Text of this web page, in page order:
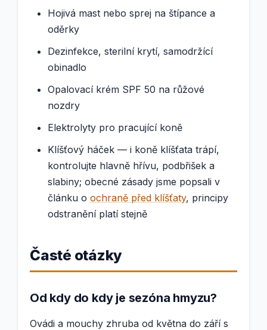
Hojivá mast nebo sprej na štípance a
oděrky
Dezinfekce, sterilní krytí, samodržící
obinadlo
Opalovací krém SPF 50 na růžové
nozdry
Elektrolyty pro pracující koně
Klíšťový háček — i koně klíšťata trápí,
kontrolujte hlavně hřívu, podbřišek a
slabiny; obecné zásady jsme popsali v
článku o ochraně před klíšťaty, principy
odstranění platí stejně
Časté otázky
Od kdy do kdy je sezóna hmyzu?
Ovádi a mouchy zhruba od května do září s